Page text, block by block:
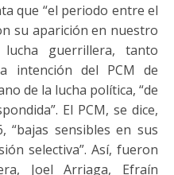
que “el periodo entre el
su aparición en nuestro
guerrillera, tanto
intención del PCM de
de la lucha política, “de
El PCM, se dice,
“bajas sensibles en sus
selectiva”. Así, fueron
Joel Arriaga, Efraín